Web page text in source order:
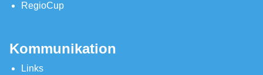
RegioCup
Kommunikation
Links